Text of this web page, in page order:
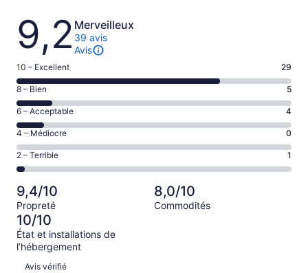
Avis
9,2 Merveilleux
39 avis
Avis
Note
de 10
–
Excellent,
d’après
29 avis
sur 39.
10 – Excellent 29
Note
de 8
–
Bien,
d’après
5 avis
sur 39.
8 – Bien 5
Note
de 6
–
Acceptable,
d’après
sur 39.
6 – Acceptable 4
Note
de 4
–
Médiocre,
d’après
0 avis
sur 39.
4 – Médiocre 0
Note
de 2
–
Terrible,
d’après
1 avis
sur 39.
2 – Terrible 1
9,4/10
Propreté
8,0/10
Commodités
10/10
État et installations de
l’hébergement
Avis
Avis vérifié